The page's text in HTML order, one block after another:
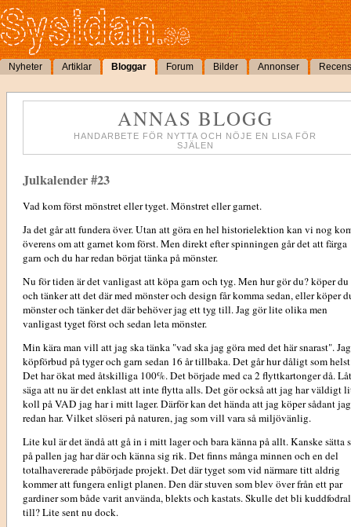
Nyheter Artiklar Bloggar Forum Bilder Annonser
ANNAS BLOGG
HANDARBETE FÖR NYTTA OCH NÖJE EN LISA FÖR
SJÄLEN
Julkalender #23
Vad kom först mönstret eller tyget. Mönstret eller garnet.
Ja det går att fundera över. Utan att göra en hel historielektion kan vi nog
överens om att garnet kom först. Men direkt efter spinningen går det att färga
garn och du har redan börjat tänka på mönster.
Nu för tiden är det vanligast att köpa garn och tyg. Men hur gör du? köper
och tänker att det där med mönster och design får komma sedan, eller köper
mönster och tänker det där behöver jag ett tyg till. Jag gör lite olika men
vanligast tyget först och sedan leta mönster.
Min kära man vill att jag ska tänka "vad ska jag göra med det här snarast".
köpförbud på tyger och garn sedan 16 år tillbaka. Det går hur dåligt som
Det har ökat med åtskilliga 100%. Det började med ca 2 flyttkartonger då.
säga att nu är det enklast att inte flytta alls. Det gör också att jag har väldigt
koll på VAD jag har i mitt lager. Därför kan det hända att jag köper sådant jag
redan har. Vilket slöseri på naturen, jag som vill vara så miljövänlig.
Lite kul är det ändå att gå in i mitt lager och bara känna på allt. Kanske sätta
på pallen jag har där och känna sig rik. Det finns många minnen och en del
totalhavererade påbörjade projekt. Det där tyget som vid närmare titt aldrig
kommer att fungera enligt planen. Den där stuven som blev över från ett par
gardiner som både varit använda, blekts och kastats. Skulle det bli kuddfodral
till? Lite sent nu dock.